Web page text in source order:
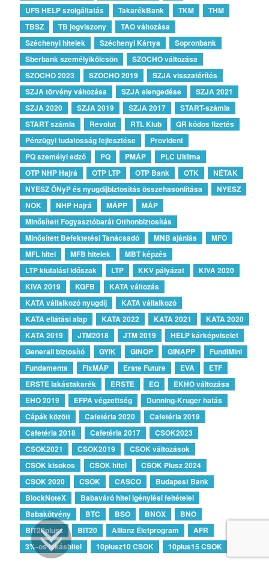
UFS HELP szolgáltatás
TakarékBank TKM
THM
TBSZ
TB jogviszony
TAO változása
Széchenyi hitelek
Széchenyi Kártya
Sopronbank
Sberbank személyikölcsön
SZOCHO változása
SZOCHO 2023
SZOCHO 2019
SZJA visszatérítés
SZJA törvény változása
SZJA elengedése
SZJA 2021
SZJA 2020
SZJA 2019 SZJA 2017
START-számla
START számla
Revolut RTL Klub
QR kódos fizetés
Pénzügyi tudatosság fejlesztése
Provident
PQ személyi edző
PQ PMÁP
PLC Ultlima
OTP NHP Hajrá
OTP LTP OTP Bank OTK
NÉTAK
NYESZ ÖNyP és nyugdíjbiztosítás összehasonlítása
NYESZ
NOK
NHP Hajrá MÁPP
MÁP
Minősített Fogyasztóbarát Otthonbiztosítás
Minősített Befektetési Tanácsadó
MNB ajánlás
MFO
MFL hitel
MFB hitelek
MBT képzés
LTP kiutalási időszak
LTP KKV pályázat
KIVA 2020
KIVA 2019
KGFB
KATA változás
KATA vállalkozó nyugdíj
KATA vállalkozó
KATA ellátási alap
KATA 2022 KATA 2021
KATA 2020
KATA 2019
JTM2018 JTM 2019
HELP kárképviselet
Generali biztosító
GYIK GINOP GINAPP
FundiMini
Fundamenta
FixMÁP Erste Future EVA
ETF
ERSTE lakástakarék
ERSTE EQ
EKHO változása
EHO 2019
EFPA végzettség
Dunning-Kruger hatás
Cápák között
Cafetéria 2020
Cafetéria 2019
Cafetéria 2018
Cafetéria 2017
CSOK2023
CSOK2021
CSOK2019
CSOK változások
CSOK kisokos
CSOK hitel
CSOK Plusz 2024
CSOK 2020
CSOK CASCO
Budapest Bank
BlockNoteX
Babaváró hitel igénylési feltételei
Babakötvény
BTC BSO BNOX
BNO
BIT20plusz
BIT20 Allianz Életprogram
AFR
3%-os lakáshitel
10plusz10 CSOK 10plus15 CSOK
Megbízható Oldal
Trustindex